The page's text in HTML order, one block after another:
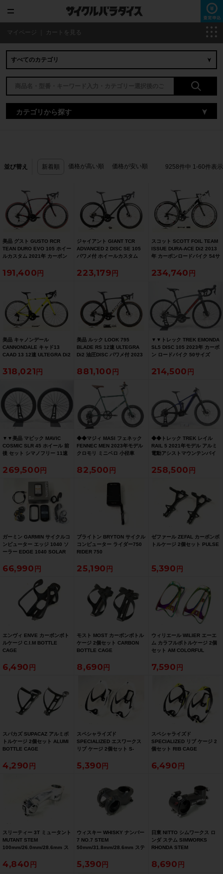
マイページ カートを見る
カテゴリから探す
並び替え 新着順 価格が高い順 価格が安い順 9258件中 1-60件表示
美品 グスト GUSTO RCR
TEAN DURO EVO 105 ホイー
ルカスタム 2021年 カーボン
レッド
191,400
ジャイアント GIANT TCR
ADVANCED 2 DISC SE 105
パワメ付 ホイールカスタム
Mサイズ カーボンカラー
223,179
スコット SCOTT FOIL TEAM
ISSUE DURA-ACE Di2 2013
年 カーボンロードバイク 54サ
ッジカラー
234,740
美品 キャノンデール
CANNONDALE キャド13
CAAD 13 12速 ULTEGRA Di2
バイク 51サイズ ニュークリア
イエロー
318,021
美品 ルック LOOK 795
BLADE RS 12速 ULTEGRA
Di2 油圧DISC パワメ付 2023
サイズ プロチームブラックマ
881,100
▼▼トレック TREK EMONDA
SL5 DISC 105 2023年 カーボ
ン ロードバイク 50サイズ
福岡より配送）
214,500
▼▼美品 マビック MAVIC
COSMIC SLR 45 ホイール 前
後 セット シマノフリー 11速
クベアリング（サイクルパラ
ダイス福岡より配送）
269,500
◆◆マジィ MASI フェネック
FENNEC MEN 2023年モデル
クロモリ ミニベロ 小径車
（サイクルパラダイス大阪よ
り配送）
82,500
◆◆トレック TREK レイル
RAIL 5 2021年モデル アルミ
電動アシストマウンテンバイ
EAGLE 1x12速 （サイクルパ
ラダイス大阪より配送）
258,500
ガーミン GARMIN サイクルコ
ンピューター エッジ 1040 ソ
ーラー EDGE 1040 SOLAR
66,990
ブライトン BRYTON サイクル
コンピューター ライダー750
RIDER 750
25,190
ゼファール ZEFAL カーボンボ
トルケージ 2個セット PULSE
5,390
エンヴィ ENVE カーボンボト
ルケージ C.I.M BOTTLE
CAGE
6,490
モスト MOST カーボンボトル
ケージ 2個セット CARBON
BOTTLE CAGE
8,690
ウィリエール WILIER エーエ
ム カラフルボトルケージ 2個
セット AM COLORFUL
7,590
スパカズ SUPACAZ アルミボ
トルケージ 2個セット ALUMI
BOTTLE CAGE
4,290
スペシャライズド
SPECIALIZED エスワークス
リブ ケージ 2個セット S-
5,390
スペシャライズド
SPECIALIZED リブ ケージ 2
個セット RIB CAGE
6,490
スリーティー 3T ミュータント
MUTANT STEM
100mm/26.0mm/28.6mm ス
4,840
ウィスキー WHISKY ナンバー
7 NO.7 STEM
50mm/31.8mm/28.6mm ステ
5,390
日東 NITTO シムワークス ロ
ンダ ステム SIMWORKS
RHONDA STEM
ステム
8,690